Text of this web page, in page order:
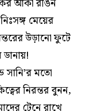
আঁকা রঙিন
মেয়ের
উড়ানো ফুটে
সানি’র মতো
নিরন্তর বুনন,
টেনে রাখে